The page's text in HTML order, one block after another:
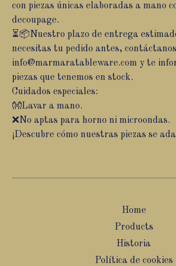
con piezas únicas elaboradas a mano
decoupage.
⏳📦Nuestro plazo de entrega
necesitas tu pedido antes,
info@marmaratableware.com y te
piezas que tenemos en stock.
Cuidados especiales:
👐Lavar a mano.
❌No aptas para horno ni microondas.
¡Descubre cómo nuestras piezas se
Home
Products
Historia
Política de cookies